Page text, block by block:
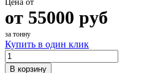
Цена от
от 55000 руб
за тонну
Купить в один клик
В корзину